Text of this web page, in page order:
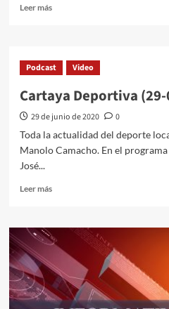
Leer más
Podcast Video
Cartaya Deportiva
29 de junio de 2020
0
Toda la actualidad del deporte
Manolo Camacho. En el
José...
Leer más